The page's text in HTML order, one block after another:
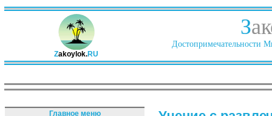
Zakoylok.RU
З
Достопримечательности
Главное меню